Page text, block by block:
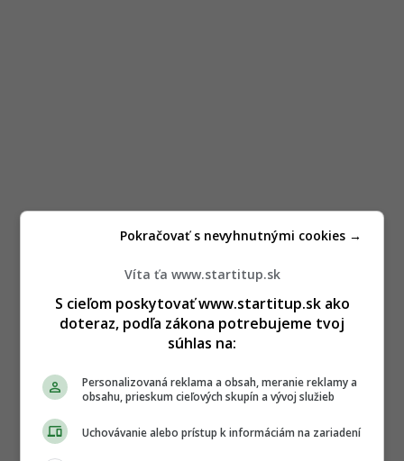
Víta ťa www.startitup.sk
S cieľom poskytovať www.startitup.sk ako
doteraz, podľa zákona potrebujeme tvoj
súhlas na:
Personalizovaná reklama a obsah, meranie reklamy a
obsahu, prieskum cieľových skupín a vývoj služieb
Uchovávanie alebo prístup k informáciám na zariadení
Pokračovať s nevyhnutnými cookies →